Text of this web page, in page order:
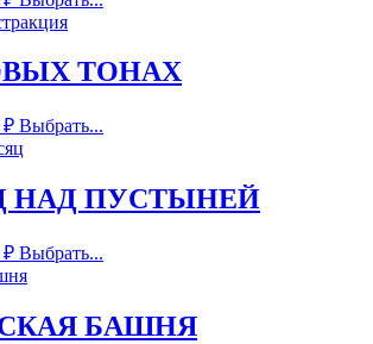
ТОНАХ
₽ Выбрать...
НАД ПУСТЫНЕЙ
₽ Выбрать...
БАШНЯ